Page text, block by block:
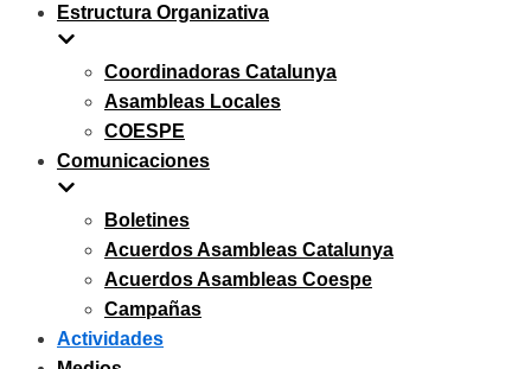
Estructura Organizativa
Coordinadoras Catalunya
Asambleas Locales
COESPE
Comunicaciones
Boletines
Acuerdos Asambleas Catalunya
Acuerdos Asambleas Coespe
Campañas
Actividades